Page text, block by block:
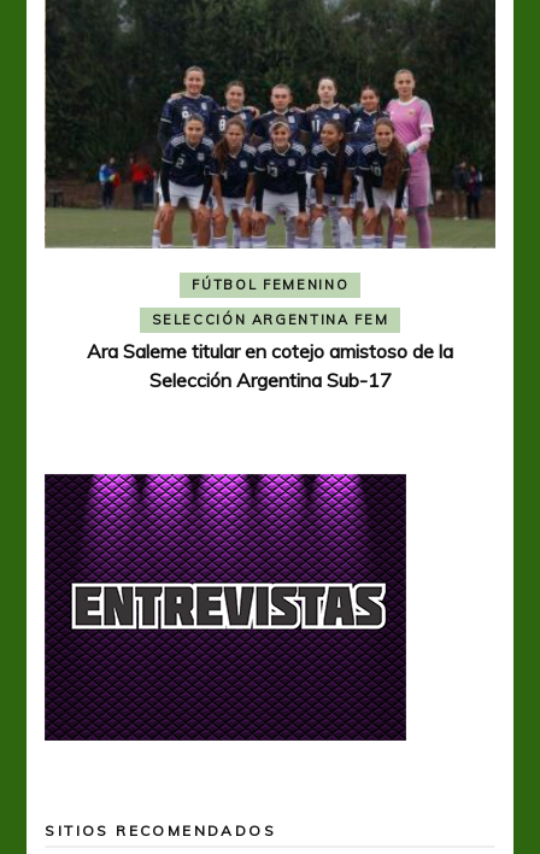
FÚTBOL FEMENINO
SELECCIÓN ARGENTINA FEM
Ara Saleme titular en cotejo amistoso de la
Selección Argentina Sub-17
SITIOS RECOMENDADOS